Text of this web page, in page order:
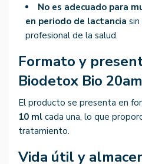
No es adecuado para
en periodo de lactancia
profesional de la salud.
Formato y
Biodetox Bio
El producto se presenta en
10 ml cada una, lo que
tratamiento.
Vida útil y